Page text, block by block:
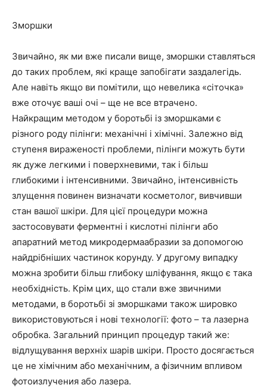
Зморшки
Звичайно, як ми вже писали вище, зморшки ставляться
до таких проблем, які краще запобігати заздалегідь.
Але навіть якщо ви помітили, що невелика «сіточка»
вже оточує ваші очі – ще не все втрачено.
Найкращим методом у боротьбі із зморшками є
різного роду пілінги: механічні і хімічні. Залежно від
ступеня вираженості проблеми, пілінги можуть бути
як дуже легкими і поверхневими, так і більш
глибокими і інтенсивними. Звичайно, інтенсивність
злущення повинен визначати косметолог, вивчивши
стан вашої шкіри. Для цієї процедури можна
застосовувати ферментні і кислотні пілінги або
апаратний метод микродермаабразии за допомогою
найдрібніших частинок корунду. У другому випадку
можна зробити більш глибоку шліфування, якщо є така
необхідність. Крім цих, що стали вже звичними
методами, в боротьбі зі зморшками також шировко
використовуються і нові технології: фото – та лазерна
обробка. Загальний принцип процедур такий же:
відлущування верхніх шарів шкіри. Просто досягається
це не хімічним або механічним, а фізичним впливом
фотоизлучения або лазера.